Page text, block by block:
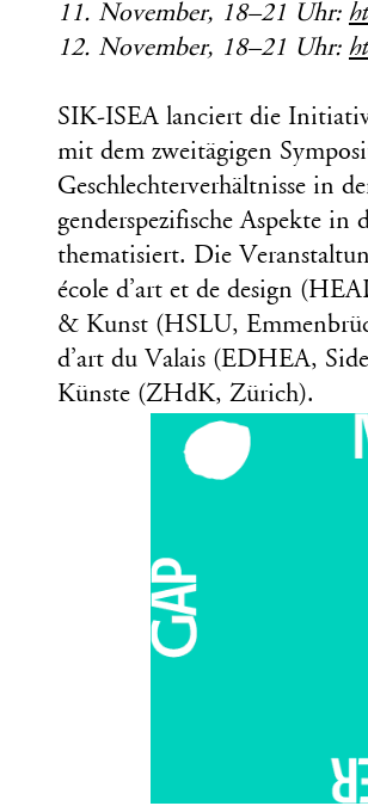
11. November, 18–21 Uhr:
12. November, 18–21 Uhr:
SIK-ISEA lanciert die
mit dem zweitägigen
Geschlechterverhältnisse in
genderspezifische Aspekte in
thematisiert. Die
école d’art et de design
& Kunst (HSLU,
d’art du Valais (EDHEA,
Künste (ZHdK, Zürich).